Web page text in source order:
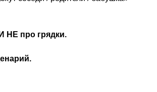
НЕ про грядки.